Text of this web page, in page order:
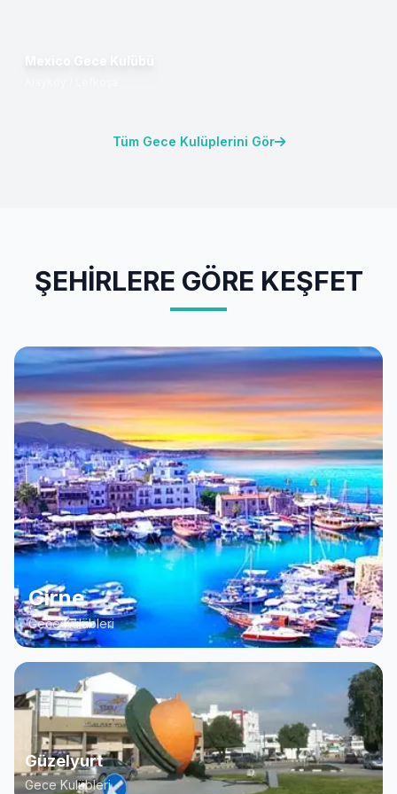
Mexico Gece Kulübü
Tüm Gece Kulüplerini Gör
ŞEHIRLERE GÖRE KEŞFET
Girne
Gece Kulübleri
Güzelyurt
Gece Kulübleri